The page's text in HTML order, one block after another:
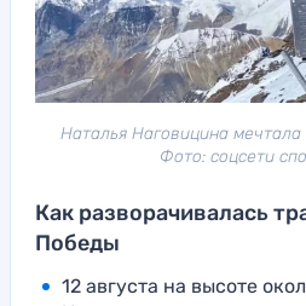
Наталья Наговицина
Фото: соцсети
Как разворачивалась
Победы
12 августа на высоте